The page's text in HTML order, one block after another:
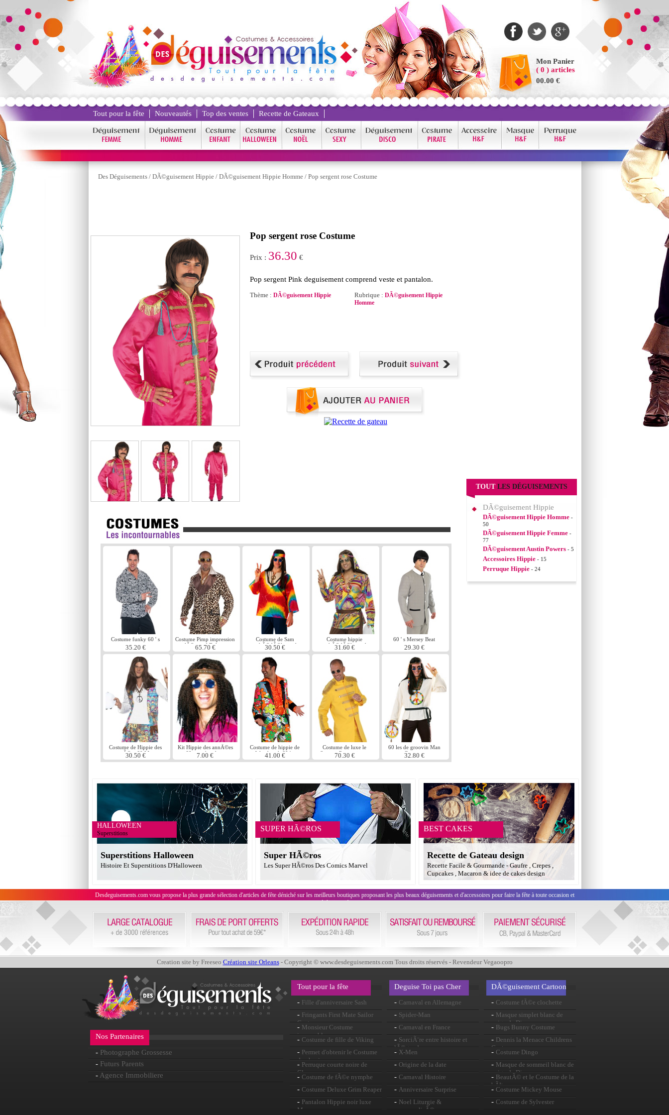
Mon Panier
( 0 ) articles
00.00 €
Tout pour la fête Nouveautés Top des ventes Recette de Gateaux
Des Déguisements / DÃ©guisement Hippie / DÃ©guisement Hippie Homme / Pop sergent rose Costume
Pop sergent rose Costume
Prix : 36.30 €
Pop sergent Pink deguisement comprend veste et pantalon.
Thème : DÃ©guisement Hippie Rubrique : DÃ©guisement Hippie
Homme
Costume funky 60 ' s
35.20 €
Costume Pimp impression
lÃ©opard Deluxe
65.70 €
Costume de Sam
psychÃ©dÃ©lique des
annÃ©es 60
30.50 €
Costume hippie
psychÃ©dÃ©lique des
annÃ©es 60
31.60 €
60 ' s Mersey Beat
costume
29.30 €
Costume de Hippie des
annÃ©es 60 Mens
30.50 €
Kit Hippie des annÃ©es
60 avec bandeau
7.00 €
Costume de hippie de
Woodstock 60 ' s
41.00 €
Costume de luxe le
Sergent Pepper jaune
70.30 €
60 les de groovin Man
Costume
32.80 €
TOUT LES DÉGUISEMENTS
DÃ©guisement Hippie
DÃ©guisement Hippie Homme -
50
DÃ©guisement Hippie Femme -
77
DÃ©guisement Austin Powers - 5
Accessoires Hippie - 15
Perruque Hippie - 24
HALLOWEEN
Superstitions
Superstitions Halloween
Histoire Et Superstitions D'Halloween
SUPER HÃ©ROS
Super HÃ©ros
Les Super HÃ©ros Des Comics Marvel
BEST CAKES
Recette de Gateau design
Recette Facile & Gourmande - Gaufre , Crepes ,
Cupcakes , Macaron & idee de cakes design
Desdeguisements.com vous propose la plus grande sélection d'articles de fête déniché sur les meilleurs boutiques proposant les plus beaux déguisements et d'accessoires pour faire la fête à toute occasion et
évènement !
Creation site by Freeseo Création site Orleans- Copyright © www.desdeguisements.com Tous droits réservés - Revendeur Vegaoopro
Nos Partenaires
- Photographe Grossesse
- Futurs Parents
- Agence Immobiliere
Tout pour la fête
- Fille d'anniversaire Sash
- Fringants First Mate Sailor
Costume
- Monsieur Costume
incroyable
- Costume de fille de Viking
- Permet d'obtenir le Costume
de physique
- Perruque courte noire de
Glam
- Costume de fÃ©e nymphe
- Costume Deluxe Grim Reaper
- Pantalon Hippie noir luxe
Mens
Deguise Toi pas Cher
- Carnaval en Allemagne
- Spider-Man
- Carnaval en France
- SorciÃ¨re entre histoire et
lÃ©gendes
- X-Men
- Origine de la date
- Carnaval Histoire
- Anniversaire Surprise
- Noel Liturgie &
personnalisÃ©e
DÃ©guisement Cartoon
- Costume fÃ©e clochette
- Masque simplet blanc de
neige de Disney
- Bugs Bunny Costume
- Dennis la Menace Childrens
Costume
- Costume Dingo
- Masque de sommeil blanc de
neige de Disney
- BeautÃ© et le Costume de la
bÃªte
- Costume Mickey Mouse
- Costume de Sylvester